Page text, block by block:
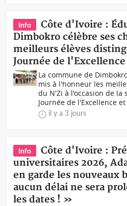
Info
Côte d'Ivoire :
Dimbokro célèbre ses
meilleurs élèves
Journée de
La commune de
mis à l'honneur les
du N'Zi à l'occasion de la
Journée de l'Excellence
il y a 3 jours
Info
Côte d'Ivoire :
universitaires 2026,
en garde les nouveaux
aucun délai ne sera
les dates ! »